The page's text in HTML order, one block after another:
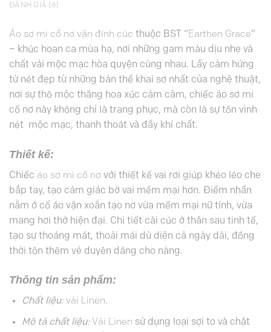
ĐÁNH GIÁ (6)
Áo sơ mi cổ nơ vặn đính cúc thuộc BST “Earthen Grace”
– khúc hoan ca mùa hạ, nơi những gam màu dịu nhẹ và
chất vải mộc mạc hòa quyện cùng nhau. Lấy cảm hứng
từ nét đẹp từ những bản thể khai sơ nhất của nghệ thuật,
nơi sự thô mộc thăng hoa xúc cảm cảm, chiếc áo sơ mi
cổ nơ này không chỉ là trang phục, mà còn là sự tôn vinh
nét mộc mạc, thanh thoát và đầy khí chất.
Thiết kế:
Chiếc áo sơ mi cổ nơ với thiết kế vai rơi giúp khéo léo che
bắp tay, tạo cảm giác bờ vai mềm mại hơn. Điểm nhấn
nằm ở cổ áo vặn xoắn tạo nơ vừa mềm mại nữ tính, vừa
mang hơi thở hiện đại. Chi tiết cài cúc ở thân sau tinh tế,
tạo sự thoáng mát, thoải mái dù diện cả ngày dài, đồng
thời tôn thêm vẻ duyên dáng cho nàng.
Thông tin sản phẩm:
Chất liệu:vải Linen.
Mô tả chất liệu:Vải Linen sử dụng loại sợi to và chặt